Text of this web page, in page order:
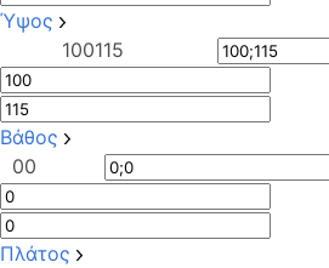
Ύψος
100115
Βάθος
00
Πλάτος